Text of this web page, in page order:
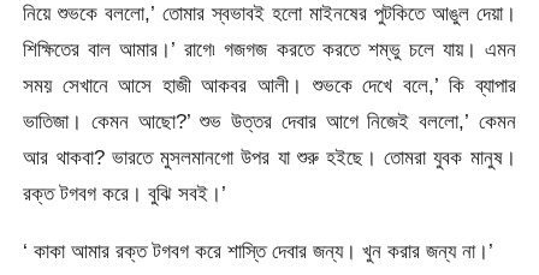
নিয়ে শুভকে বললো,’ তোমার স্বভাবই হলো মাইনষের পুটকিতে আঙুল দেয়া।
শিক্ষিতের বাল আমার।’ রাগে৷ গজগজ করতে করতে শম্ভু চলে যায়। এমন
সময় সেখানে আসে হাজী আকবর আলী। শুভকে দেখে বলে,’ কি ব্যাপার
ভাতিজা। কেমন আছো?’ শুভ উত্তর দেবার আগে নিজেই বললো,’ কেমন
আর থাকবা? ভারতে মুসলমানগো উপর যা শুরু হইছে। তোমরা যুবক মানুষ।
রক্ত টগবগ করে। বুঝি সবই।’
‘ কাকা আমার রক্ত টগবগ করে শাস্তি দেবার জন্য। খুন করার জন্য না।’